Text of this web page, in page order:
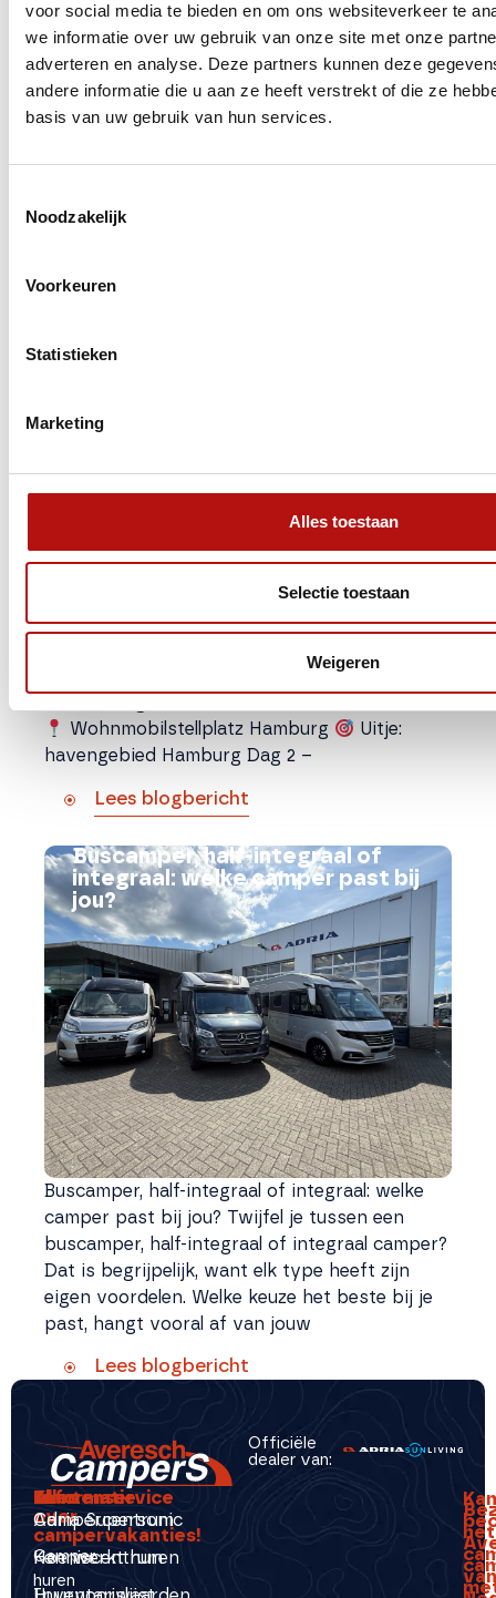
voor social media te bieden en om ons websiteverkeer te
we informatie over uw gebruik van onze site met onze
adverteren en analyse. Deze partners kunnen deze
andere informatie die u aan ze heeft verstrekt of die ze
basis van uw gebruik van hun services.
Noodzakelijk
Voorkeuren
Statistieken
Marketing
Alles toestaan
Selectie toestaan
Weigeren
Deze camperroute neemt je mee langs een
aantal van de mooiste plekken van Zuid-
Duitsland, Oostenrijk, Slovenië, Kroatië en
Noord-Italië. Van middeleeuwse stadjes en
kustplaatsen en indrukwekkende natuur: elke
Lees blogbericht
Ontdek in 14 dagen de mooiste
𝐍𝐨𝐨𝐫𝐰𝐞𝐠𝐞𝐧 – 𝐍𝐚𝐭𝐮𝐮𝐫 & 𝐑𝐮𝐬𝐭 𝐎𝐧𝐭𝐝𝐞𝐤 𝐢𝐧 𝟏𝟒 𝐝𝐚𝐠𝐞𝐧 𝐝𝐞
𝐜𝐚𝐦𝐩𝐞𝐫𝐫𝐨𝐮𝐭𝐞 𝐥𝐚𝐧𝐠𝐬 𝐟𝐣𝐨𝐫𝐝𝐞𝐧, 𝐛𝐞𝐫𝐠𝐞𝐧 𝐞𝐧 𝐬𝐟𝐞𝐞𝐫𝐯𝐨𝐥𝐥𝐞
Wohnmobilstellplatz Hamburg
Uitje:
havengebied Hamburg Dag 2 –
Lees blogbericht
Buscamper, half-integraal of
integraal: welke camper past bij
jou?
Buscamper, half-integraal of integraal: welke
camper past bij jou? Twijfel je tussen een
buscamper, half-integraal of integraal camper?
Dat is begrijpelijk, want elk type heeft zijn
eigen voordelen. Welke keuze het beste bij je
past, hangt vooral af van jouw
Lees blogbericht
Officiële
dealer van:
Alles
over
campervakanties!
Camper
huren
Klantenservice
Campercentrum
Kenniscentrum
Informatie
Adria Supersonic
Hoe werkt huren
hét
van